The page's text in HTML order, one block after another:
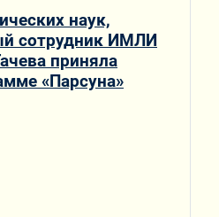
наук,
сотрудник ИМЛИ
приняла
«Парсуна»